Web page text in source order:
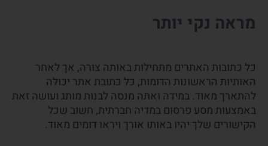
מראה נקי יותר
כל כתובות האתרים מתחילות באותה צורה, אך לאחר
האותיות הראשונות הדומות, כל כתובת אתר יכולה
להתארך מאוד. במידה ואתה מנסה לבנות מותג ועושה זאת
באמצעות מסע פרסום במדיה חברתית, חשוב שכל
הקישורים שלך יהיו באותו אורך ויראו דומים מאוד.